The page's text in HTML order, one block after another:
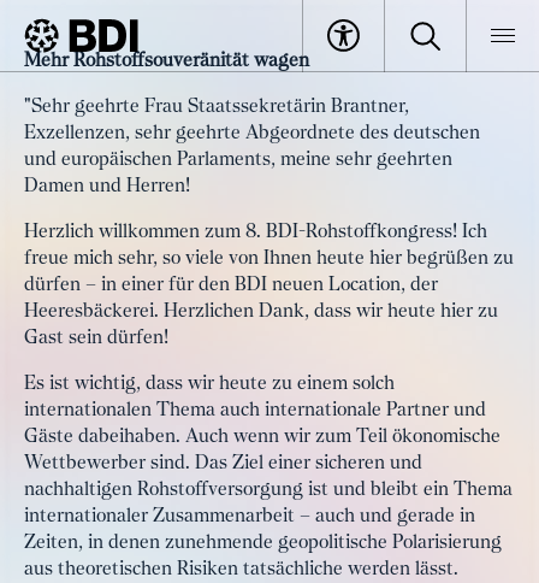
BDI Artikel
Artikel
Rohstoffkongress: Mehr
Rohstoffsouveränität wagen – wie
wird unsere Versorgung
resilienter?
Mehr Rohstoffsouveränität wagen
"Sehr geehrte Frau Staatssekretärin Brantner,
Exzellenzen, sehr geehrte Abgeordnete des deutschen
und europäischen Parlaments, meine sehr geehrten
Damen und Herren!
Herzlich willkommen zum 8. BDI-Rohstoffkongress! Ich
freue mich sehr, so viele von Ihnen heute hier begrüßen zu
dürfen – in einer für den BDI neuen Location, der
Heeresbäckerei. Herzlichen Dank, dass wir heute hier zu
Gast sein dürfen!
Es ist wichtig, dass wir heute zu einem solch
internationalen Thema auch internationale Partner und
Gäste dabeihaben. Auch wenn wir zum Teil ökonomische
Wettbewerber sind. Das Ziel einer sicheren und
nachhaltigen Rohstoffversorgung ist und bleibt ein Thema
internationaler Zusammenarbeit – auch und gerade in
Zeiten, in denen zunehmende geopolitische Polarisierung
aus theoretischen Risiken tatsächliche werden lässt.